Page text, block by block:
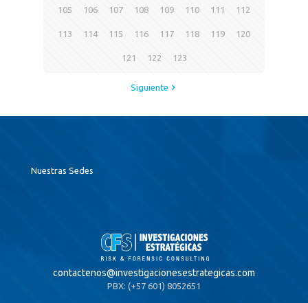
105 106 107 108 109 110 111 112
113 114 115 116 117 118 119 120
121 122 123
Siguiente
Nuestras Sedes
contactenos@investigacionesestrategicas.com
PBX: (+57 601) 8052651